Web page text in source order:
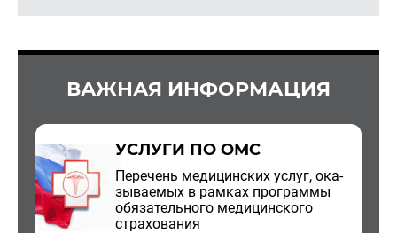
ВАЖНАЯ ИНФОРМАЦИЯ
УСЛУГИ ПО ОМС
Пе­ре­чень ме­ди­цин­ских услуг, ока­
зы­ва­е­мых в рам­ках про­грам­мы
обя­за­тель­но­го ме­ди­цин­ско­го
стра­хо­ва­ния